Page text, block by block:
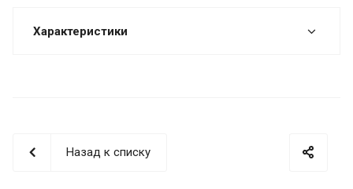
Характеристики
Назад к списку